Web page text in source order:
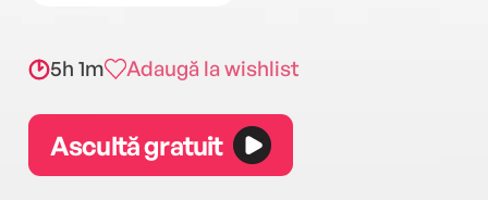
5h 1m Adaugă la wishlist
Ascultă gratuit